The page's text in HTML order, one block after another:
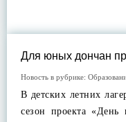
Для юных дончан
Новость в рубрике:
В детских летних
сезон проекта